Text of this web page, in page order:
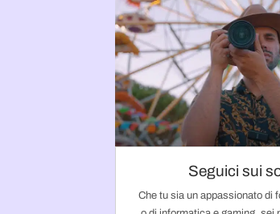
Seguici sui
Che tu sia un appassionato di